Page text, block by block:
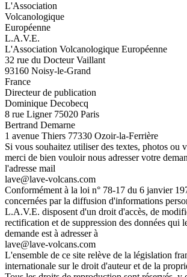
L'Association
Volcanologique
Européenne
L.A.V.E.
L'Association Volcanologique Européenne
32 rue du Docteur Vaillant
93160 Noisy-le-Grand
France
Directeur de publication
Dominique Decobecq
8 rue Ligner 75020 Paris
Bertrand Demarne
1 avenue Thiers 77330 Ozoir-la-Ferrière
Si vous souhaitez utiliser des textes, photos ou
merci de bien vouloir nous adresser votre
l'adresse mail
lave@lave-volcans.com
Conformément à la loi n° 78-17 du 6 janvier
concernées par la diffusion d'informations
L.A.V.E. disposent d'un droit d'accès, de
rectification et de suppression des données qui
demande est à adresser à
lave@lave-volcans.com
L'ensemble de ce site relève de la législation
internationale sur le droit d'auteur et de la